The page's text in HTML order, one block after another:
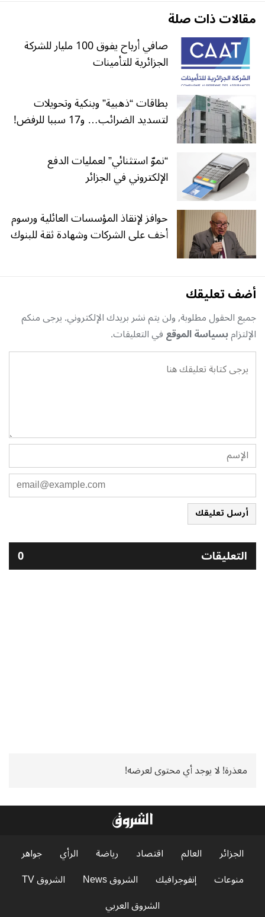
مقالات ذات صلة
صافي أرباح يفوق 100 مليار للشركة
الجزائرية للتأمينات
بطاقات “ذهبية” وبنكية وتحويلات
لتسديد الضرائب… و17 سببا للرفض!
“نموّ استثنائي” لعمليات الدفع
الإلكتروني في الجزائر
حوافز لإنقاذ المؤسسات العائلية ورسوم
أخف على الشركات وشهادة ثقة للبنوك
أضف تعليقك
جميع الحقول مطلوبة, ولن يتم نشر بريدك الإلكتروني. يرجى منكم
الإلتزامبسياسة الموقعفي التعليقات.
أرسل تعليقك
التعليقات 0
معذرة! لا يوجد أي محتوى لعرضه!
الجزائر العالم اقتصاد رياضة الرأي
جواهر
منوعات
إنفوجرافيك الشروق News
الشروق TV
الشروق العربي